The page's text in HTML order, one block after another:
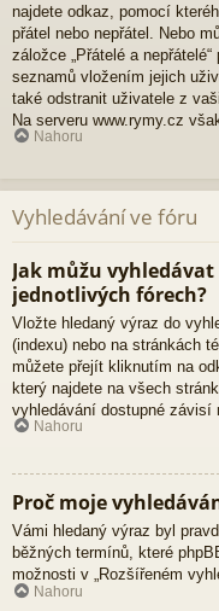
najdete odkaz, pomocí
přátel nebo nepřátel. Nebo
záložce „Přátelé a
seznamů vložením jejich
také odstranit uživatele z
Na serveru www.rymy.cz
Nahoru
Vyhledávání ve fóru
Jak můžu
jednotlivých fórech?
Vložte hledaný výraz do
(indexu) nebo na stránkách
můžete přejít kliknutím na
který najdete na všech
vyhledávání dostupné závisí
Nahoru
Proč moje
Vámi hledaný výraz byl
běžných termínů, které
možnosti v „Rozšířeném
Nahoru